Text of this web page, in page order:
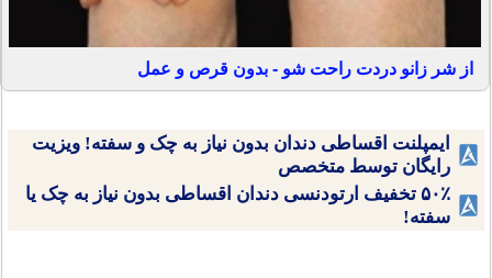
از شر زانو دردت راحت شو - بدون قرص و عمل
ایمپلنت اقساطی دندان بدون نیاز به چک و سفته! ویزیت
رایگان توسط متخصص
۵۰٪ تخفیف ارتودنسی دندان اقساطی بدون نیاز به چک یا
سفته!